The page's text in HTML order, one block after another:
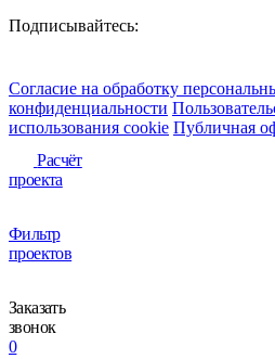
Подписывайтесь:
Согласие на обработку
конфиденциальности
использования сookie Публичная
Расчёт
проекта
Фильтр
проектов
Заказать
звонок
0